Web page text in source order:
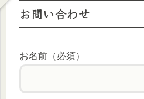
お問い合わせ
お名前（必須）